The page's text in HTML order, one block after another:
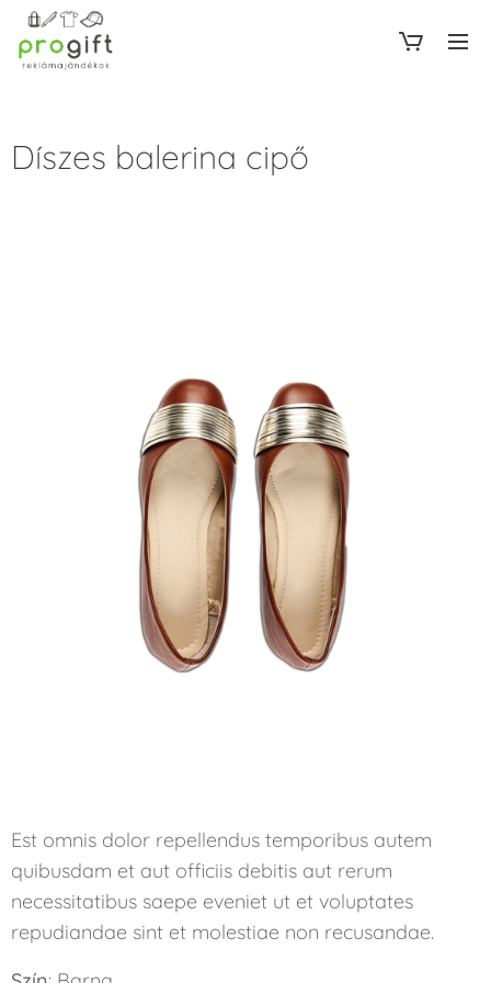
Díszes balerina cipő
Est omnis dolor repellendus temporibus autem
quibusdam et aut officiis debitis aut rerum
necessitatibus saepe eveniet ut et voluptates
repudiandae sint et molestiae non recusandae.